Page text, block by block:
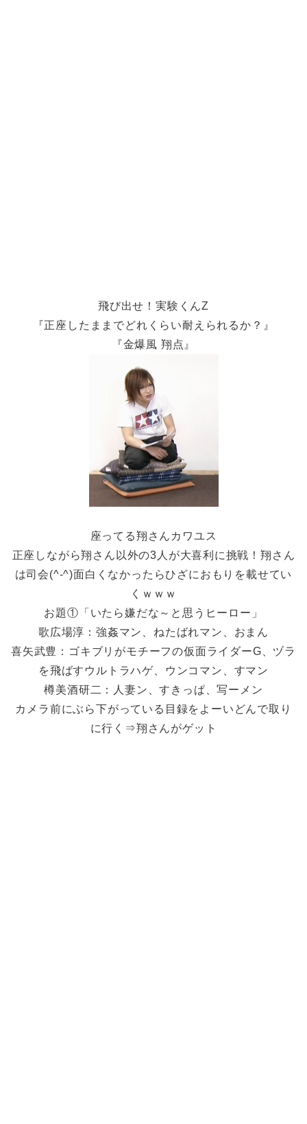
飛び出せ！実験くんZ
『正座したままでどれくらい耐えられるか？』
『金爆風 翔点』
座ってる翔さんカワユス
正座しながら翔さん以外の3人が大喜利に挑戦！翔さん
は司会(^-^)面白くなかったらひざにおもりを載せてい
くｗｗｗ
お題①「いたら嫌だな～と思うヒーロー」
歌広場淳：強姦マン、ねたばれマン、おまん
喜矢武豊：ゴキブリがモチーフの仮面ライダーG、ヅラ
を飛ばすウルトラハゲ、ウンコマン、すマン
樽美酒研二：人妻ン、すきっぱ、写ーメン
カメラ前にぶら下がっている目録をよーいどんで取り
に行く⇒翔さんがゲット